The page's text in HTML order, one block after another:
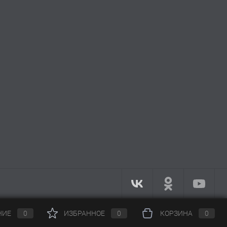
0 ИЗБРАННОЕ 0 КОРЗИНА 0